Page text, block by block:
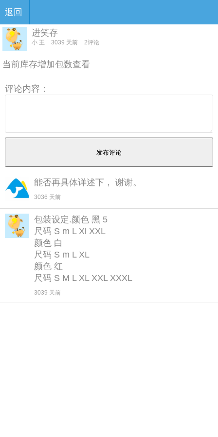
返回
进笑存
小 王 3039 天前 2评论
当前库存增加包数查看
评论内容：
能否再具体详述下， 谢谢。
3036 天前
包装设定.颜色 黑 5
尺码 S m L Xl XXL
颜色 白
尺码 S m L XL
颜色 红
尺码 S M L XL XXL XXXL
3039 天前